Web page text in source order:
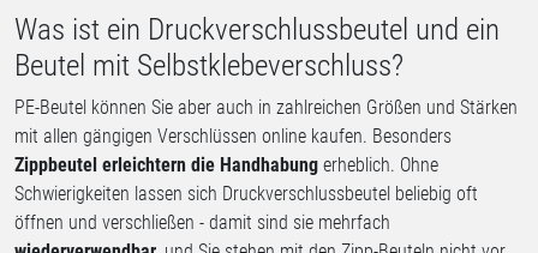
Was ist ein Druckverschlussbeutel und ein
Beutel mit Selbstklebeverschluss?
PE-Beutel können Sie aber auch in zahlreichen Größen und Stärken
mit allen gängigen Verschlüssen online kaufen. Besonders
Zippbeutel erleichtern die Handhabung erheblich. Ohne
Schwierigkeiten lassen sich Druckverschlussbeutel beliebig oft
öffnen und verschließen - damit sind sie mehrfach